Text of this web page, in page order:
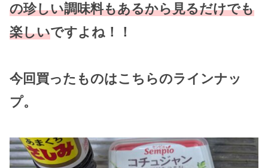
の珍しい調味料もあるから見るだけでも
楽しいですよね！！
今回買ったものはこちらのラインナッ
プ。